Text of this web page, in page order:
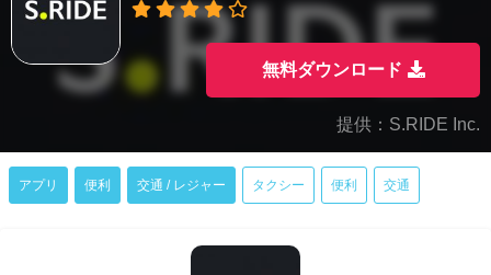
無料ダウンロード
提供：S.RIDE Inc.
アプリ 便利 交通 / レジャー タクシー 便利 交通